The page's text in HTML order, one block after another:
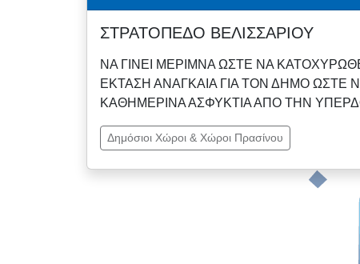
ΣΤΡΑΤΟΠΕΔΟ ΒΕΛΙΣΣΑΡΙΟΥ
ΝΑ ΓΙΝΕΙ ΜΕΡΙΜΝΑ ΩΣΤΕ ΝΑ
ΕΚΤΑΣΗ ΑΝΑΓΚΑΙΑ ΓΙΑ ΤΟΝ ΔΗΜΟ ΩΣΤΕ
ΚΑΘΗΜΕΡΙΝΑ ΑΣΦΥΚΤΙΑ ΑΠΟ ΤΗΝ
Δημόσιοι Χώροι & Χώροι Πρασίνου